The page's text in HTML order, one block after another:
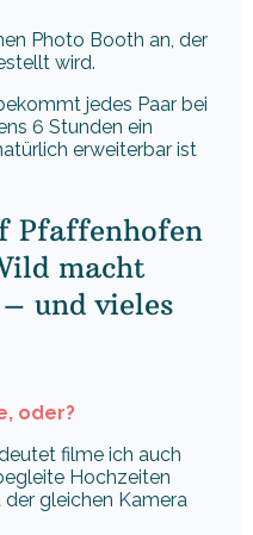
Photo Booth an, der
wird.
jedes Paar bei
6 Stunden ein
erweiterbar ist
Pfaffenhofen
macht
und vieles
oder?
filme ich auch
Hochzeiten
gleichen Kamera